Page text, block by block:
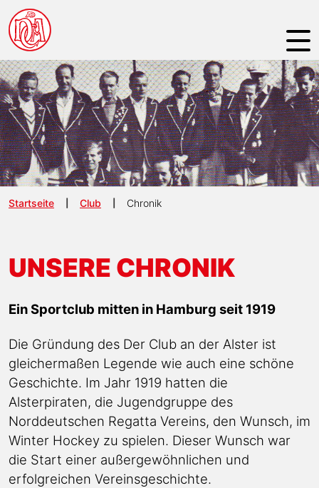
NAVIGATION ÜBERSPRINGEN
Startseite Club Chronik
UNSERE CHRONIK
Ein Sportclub mitten in Hamburg seit 1919
Die Gründung des Der Club an der Alster ist
gleichermaßen Legende wie auch eine schöne
Geschichte. Im Jahr 1919 hatten die
Alsterpiraten, die Jugendgruppe des
Norddeutschen Regatta Vereins, den Wunsch, im
Winter Hockey zu spielen. Dieser Wunsch war
die Start einer außergewöhnlichen und
erfolgreichen Vereinsgeschichte.